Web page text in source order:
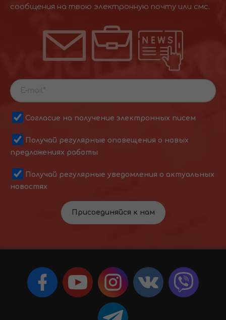
сообщения на твою электронную почту или смс.
Согласие на получение электронных писем
Получай регулярные оповещения о новых
предложениях работы
Получай регулярные уведомления о актуальных
новостях
Присоединяйся к нам